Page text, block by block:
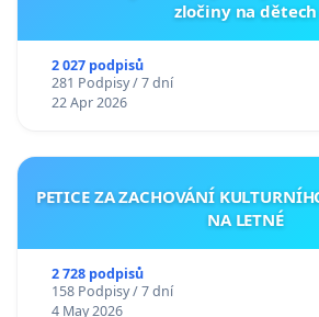
zločiny na dětech
2 027 podpisů
281 Podpisy / 7 dní
22 Apr 2026
PETICE ZA ZACHOVÁNÍ
NA LETNÉ
2 728 podpisů
158 Podpisy / 7 dní
4 May 2026